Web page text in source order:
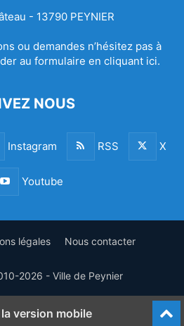
- 13790 PEYNIER
ou demandes n’hésitez pas à
au formulaire en cliquant ici.
NOUS
Instagram RSS X
Youtube
légales Nous contacter
2026 - Ville de Peynier
version mobile